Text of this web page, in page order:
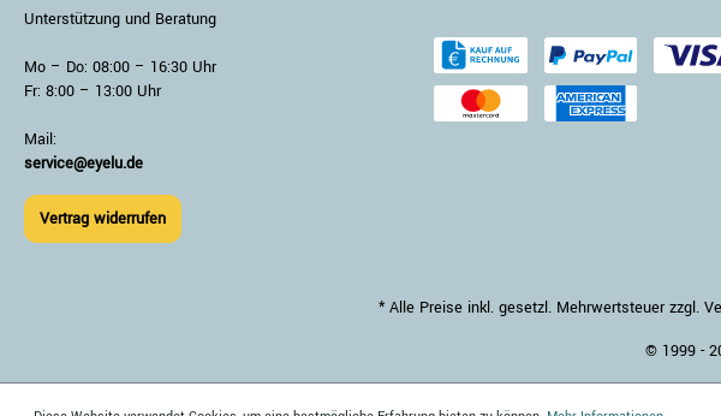
Unterstützung und Beratung
Mo – Do: 08:00 – 16:30 Uhr
Fr: 8:00 – 13:00 Uhr
Mail:
service@eyelu.de
Vertrag widerrufen
* Alle Preise inkl. gesetzl. Mehrwertsteuer zzgl.
© 1999 -